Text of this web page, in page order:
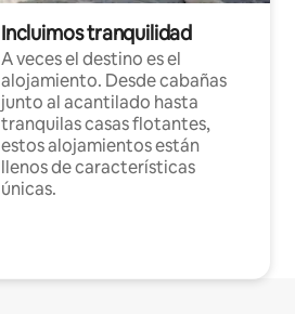
Incluimos tranquilidad
A veces el destino es el
alojamiento. Desde cabañas
junto al acantilado hasta
tranquilas casas flotantes,
estos alojamientos están
llenos de características
únicas.